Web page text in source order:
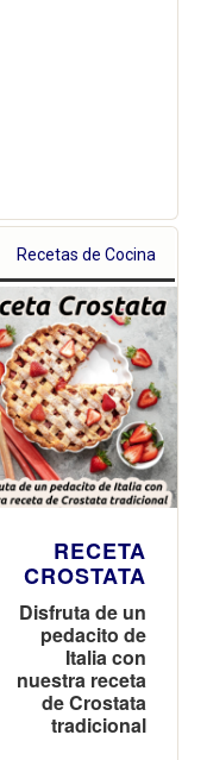
Recetas de Cocina
RECETA
CROSTATA
Disfruta de un
pedacito de
Italia con
nuestra receta
de Crostata
tradicional